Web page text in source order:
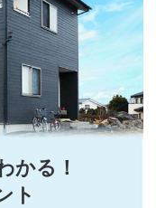
かる！
ト